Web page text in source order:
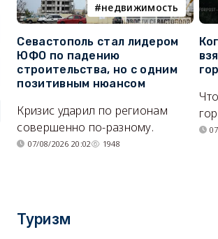
недвижимость
Севастополь стал лидером
ЮФО по падению
строительства, но с одним
позитивным нюансом
Кризис ударил по регионам
совершенно по-разному.
07/08/2026 20:02 1948
Туризм